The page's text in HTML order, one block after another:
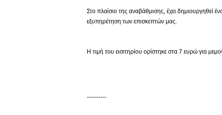
Στο πλαίσιο της αναβάθμισης, έχει δημιουργηθεί
εξυπηρέτηση των επισκεπτών μας.
Η τιμή του εισιτηρίου ορίστηκε στα 7 ευρώ για
----------